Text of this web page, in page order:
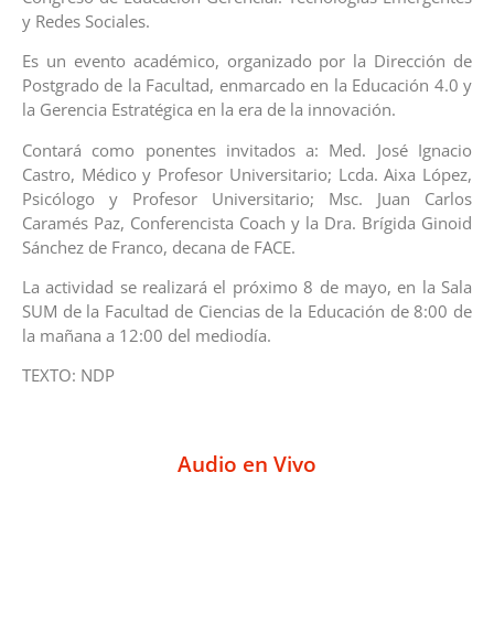
y Redes Sociales.
Es un evento académico, organizado por la Dirección de
Postgrado de la Facultad, enmarcado en la Educación 4.0 y
la Gerencia Estratégica en la era de la innovación.
Contará como ponentes invitados a: Med. José Ignacio
Castro, Médico y Profesor Universitario; Lcda. Aixa López,
Psicólogo y Profesor Universitario; Msc. Juan Carlos
Caramés Paz, Conferencista Coach y la Dra. Brígida Ginoid
Sánchez de Franco, decana de FACE.
La actividad se realizará el próximo 8 de mayo, en la Sala
SUM de la Facultad de Ciencias de la Educación de 8:00 de
la mañana a 12:00 del mediodía.
TEXTO: NDP
Audio en Vivo